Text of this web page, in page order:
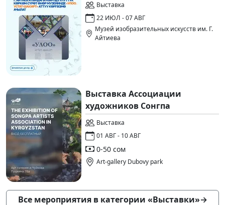
Выставка
22 ИЮЛ - 07 АВГ
Музей изобразительных искусств им. Г.
Айтиева
Выставка Ассоциации
художников Сонгпа
Выставка
01 АВГ - 10 АВГ
0-50 сом
Art-gallery Dubovy park
Все мероприятия в категории «Выставки»→